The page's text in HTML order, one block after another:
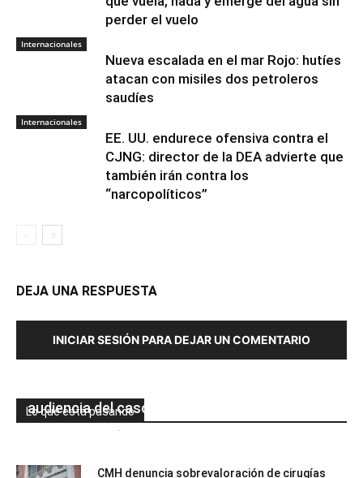
perder el vuelo
Internacionales
Nueva escalada en el mar Rojo: hutíes
atacan con misiles dos petroleros
saudíes
Internacionales
EE. UU. endurece ofensiva contra el
CJNG: director de la DEA advierte que
también irán contra los
“narcopolíticos”
DEJA UNA RESPUESTA
INICIAR SESIÓN PARA DEJAR UN COMENTARIO
Lo que está pasando
audiencia del caso Pandora II
-
CMH denuncia sobrevaloración de cirugías